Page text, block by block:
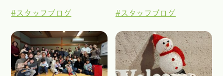
#スタッフブログ #スタッフブログ